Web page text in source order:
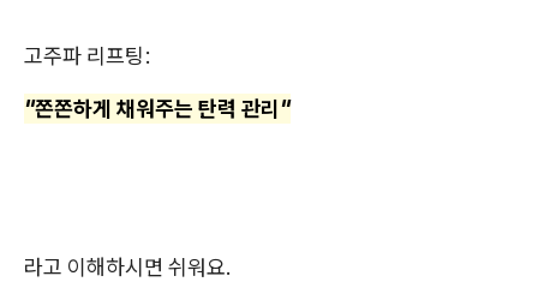
고주파 리프팅:
"쫀쫀하게 채워주는 탄력 관리"
라고 이해하시면 쉬워요.